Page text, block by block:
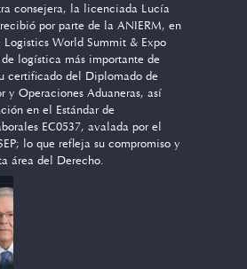
consejera, la licenciada Lucía
por parte de la ANIERM, en
Logistics World Summit & Expo
logística más importante de
certificado del Diplomado de
y Operaciones Aduaneras, así
en el Estándar de
EC0537, avalada por el
lo que refleja su compromiso y
área del Derecho.